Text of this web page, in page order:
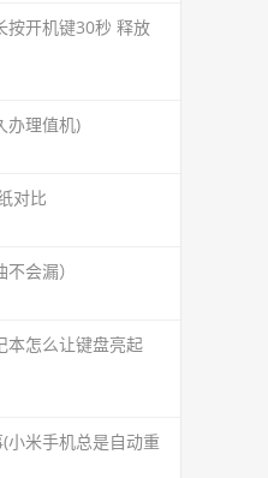
按开机键30秒 释放
办理值机)
对比
会漏）
本怎么让键盘亮起
小米手机总是自动重